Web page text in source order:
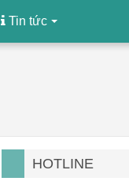
Tin tức
HOTLINE